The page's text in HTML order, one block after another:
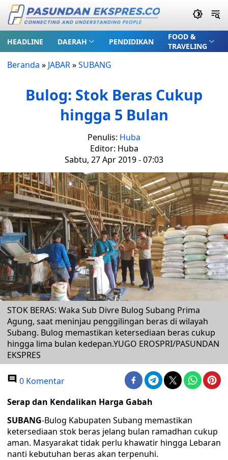
HEADLINE DAERAH PENDIDIKAN
FOOD &
TRAVELING
Beranda » JABAR»SUBANG
Bulog: Stok Beras Cukup
hingga 5 Bulan
Penulis: Huba
Editor: Huba
Sabtu, 27 Apr 2019 - 07:03
STOK BERAS: Waka Sub Divre Bulog Subang Prima
Agung, saat meninjau penggilingan beras di wilayah
Subang. Bulog memastikan ketersediaan beras cukup
hingga lima bulan kedepan.YUGO EROSPRI/PASUNDAN
EKSPRES
0 Komentar
Serap dan Kendalikan Harga Gabah
SUBANG-Bulog Kabupaten Subang memastikan
ketersediaan stok beras jelang bulan ramadhan cukup
aman. Masyarakat tidak perlu khawatir hingga Lebaran
nanti kebutuhan beras akan terpenuhi.